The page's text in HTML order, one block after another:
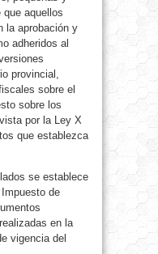
aquellos
la aprobación y
adheridos al
provincial,
sobre el
sobre los
por la Ley X
que establezca
se establece
de
en la
vigencia del